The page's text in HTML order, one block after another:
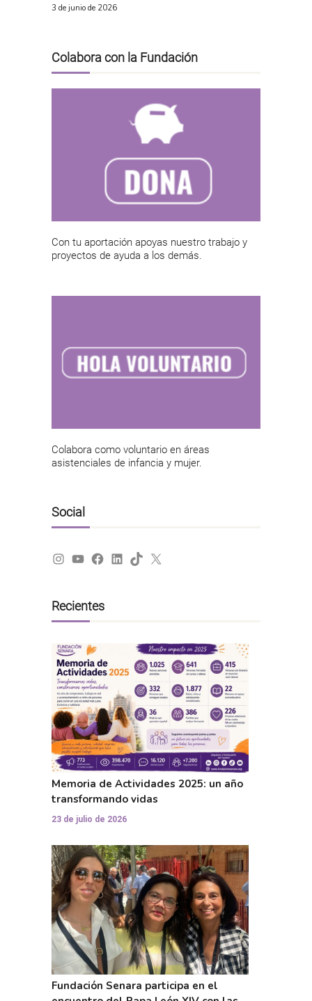
3 de junio de 2026
Colabora con la Fundación
Con tu aportación apoyas nuestro trabajo y
proyectos de ayuda a los demás.
Colabora como voluntario en áreas
asistenciales de infancia y mujer.
Social
Instagram
YouTube
Facebook
LinkedIn
TikTok
X
Recientes
Memoria de Actividades 2025: un año
transformando vidas
23 de julio de 2026
Fundación Senara participa en el